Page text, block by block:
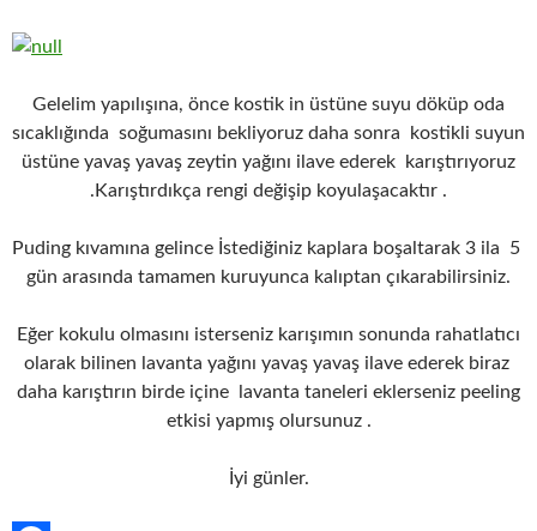
Gelelim yapılışına, önce kostik in üstüne suyu döküp oda
sıcaklığında soğumasını bekliyoruz daha sonra kostikli suyun
üstüne yavaş yavaş zeytin yağını ilave ederek karıştırıyoruz
.Karıştırdıkça rengi değişip koyulaşacaktır .
Puding kıvamına gelince İstediğiniz kaplara boşaltarak 3 ila 5
gün arasında tamamen kuruyunca kalıptan çıkarabilirsiniz.
Eğer kokulu olmasını isterseniz karışımın sonunda rahatlatıcı
olarak bilinen lavanta yağını yavaş yavaş ilave ederek biraz
daha karıştırın birde içine lavanta taneleri eklerseniz peeling
etkisi yapmış olursunuz .
İyi günler.